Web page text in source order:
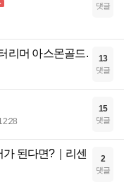
댓글
리머 아스몬골드. 13
댓글
15
댓글
된다면?｜리센
2
댓글